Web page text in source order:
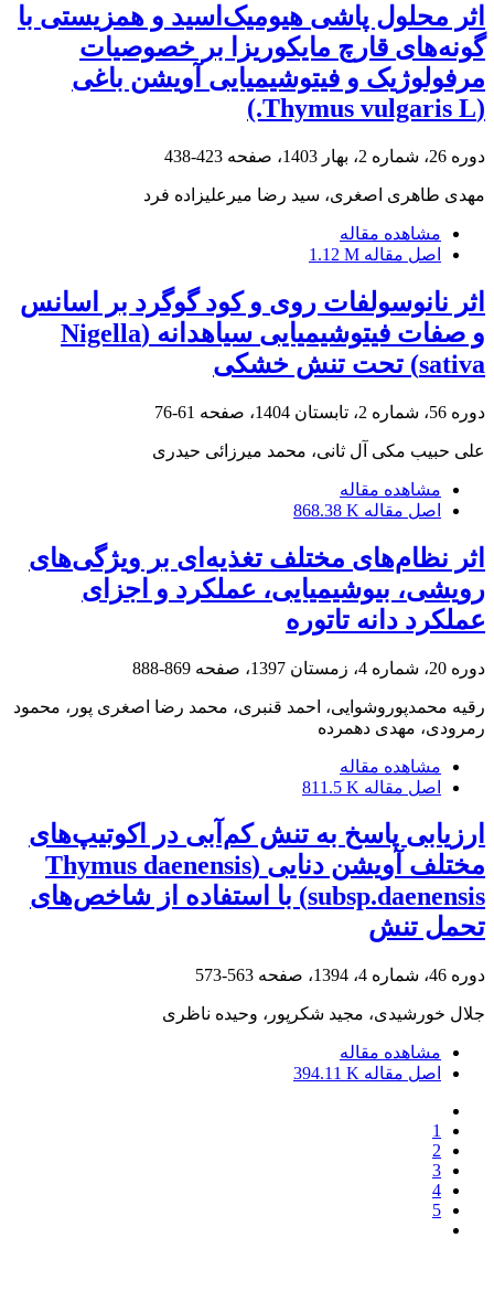
اثر محلول پاشی هیومیک‌اسید و همزیستی با
گونه‌های قارچ مایکوریزا بر خصوصیات
مرفولوژیک و فیتوشیمیایی آویشن باغی
(Thymus vulgaris L.)
دوره 26، شماره 2، بهار 1403، صفحه 423-438
مهدی طاهری اصغری، سید رضا میرعلیزاده فرد
مشاهده مقاله
اصل مقاله 1.12 M
اثر نانوسولفات روی و کود گوگرد بر اسانس
و صفات فیتوشیمیایی سیاهدانه (Nigella
sativa) تحت تنش خشکی
دوره 56، شماره 2، تابستان 1404، صفحه 61-76
علی حبیب مکی آل ثانی، محمد میرزائی حیدری
مشاهده مقاله
اصل مقاله 868.38 K
اثر نظام‌های مختلف تغذیه‌ای بر ویژگی‌های
رویشی، بیوشیمیایی، عملکرد و اجزای
عملکرد دانه تاتوره
دوره 20، شماره 4، زمستان 1397، صفحه 869-888
رقیه محمدپوروشوایی، احمد قنبری، محمد رضا اصغری پور، محمود
رمرودی، مهدی دهمرده
مشاهده مقاله
اصل مقاله 811.5 K
ارزیابی پاسخ به تنش کم‌آبی در اکوتیپ‌های
مختلف آویشن دنایی (Thymus daenensis
subsp.daenensis) با استفاده از شاخص‌های
تحمل تنش
دوره 46، شماره 4، 1394، صفحه 563-573
جلال خورشیدی، مجید شکرپور، وحیده ناظری
مشاهده مقاله
اصل مقاله 394.11 K
1
2
3
4
5